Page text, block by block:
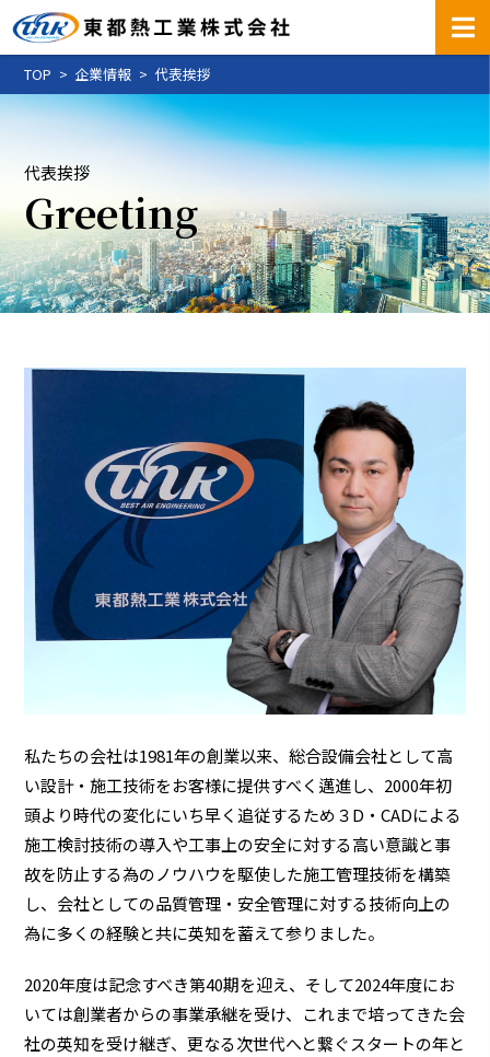
TOP 企業情報 代表挨拶
代表挨拶
Greeting
私たちの会社は1981年の創業以来、総合設備会社として高
い設計・施工技術をお客様に提供すべく邁進し、2000年初
頭より時代の変化にいち早く追従するため３D・CADによる
施工検討技術の導入や工事上の安全に対する高い意識と事
故を防止する為のノウハウを駆使した施工管理技術を構築
し、会社としての品質管理・安全管理に対する技術向上の
為に多くの経験と共に英知を蓄えて参りました。
2020年度は記念すべき第40期を迎え、そして2024年度にお
いては創業者からの事業承継を受け、これまで培ってきた会
社の英知を受け継ぎ、更なる次世代へと繋ぐスタートの年と